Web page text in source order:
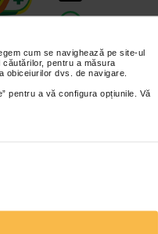
cum se navighează pe site-ul
pentru a măsura
obiceiurilor dvs. de navigare.
pentru a vă configura opțiunile. Vă
CALCULATOARE